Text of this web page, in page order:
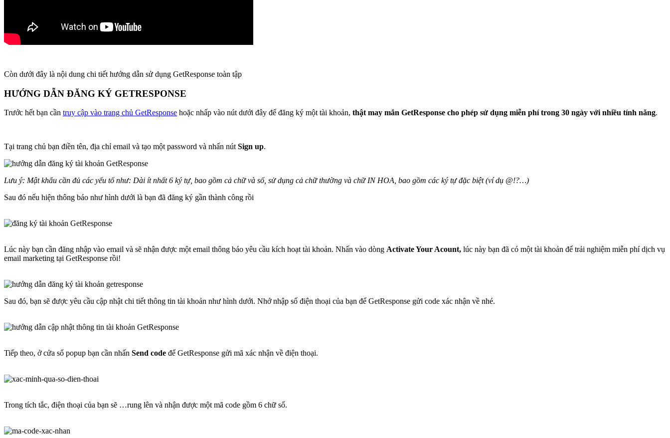
Còn dưới đây là nội dung chi tiết hướng dẫn sử dụng GetResponse toàn tập
HƯỚNG DẪN ĐĂNG KÝ GETRESPONSE
Trước hết bạn cần truy cập vào trang chủ GetResponse hoặc nhấp vào nút dưới đây để đăng ký một tài khoản, thật may mắn GetResponse cho phép sử dụng miễn phí trong 30 ngày với nhiều tính năng.
Tại trang chủ bạn điền tên, địa chỉ email và tạo một password và nhấn nút Sign up.
Lưu ý: Mật khẩu cần đủ các yếu tố như: Dài ít nhất 6 ký tự, bao gồm cả chữ và số, sử dụng cả chữ thường và chữ IN HOA, bao gồm các ký tự đặc biệt (ví dụ @!?…)
Sau đó nếu hiện thông báo như hình dưới là bạn đã đăng ký gần thành công rồi
Lúc này bạn cần đăng nhập vào email và sẽ nhận được một email thông báo yêu cầu kích hoạt tài khoản. Nhấn vào dòng Activate Your Acount, lúc này bạn đã có một tài khoản để trải nghiệm miễn phí dịch vụ
email marketing tại GetResponse rồi!
Sau đó, bạn sẽ được yêu cầu cập nhật chi tiết thông tin tài khoản như hình dưới. Nhớ nhập số điện thoại của bạn để GetResponse gửi code xác nhận về nhé.
Tiếp theo, ở cửa sổ popup bạn cần nhấn Send code để GetResponse gửi mã xác nhận về điện thoại.
Trong tích tắc, điện thoại của bạn sẽ …rung lên và nhận được một mã code gồm 6 chữ số.